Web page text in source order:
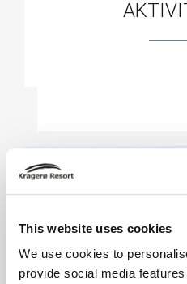
This website uses cookies
We use cookies to
provide social media